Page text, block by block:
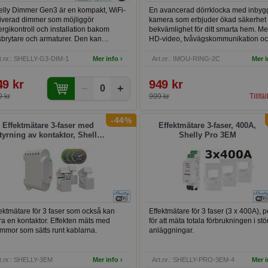
Dimmer Gen3 är en kompakt, WiFi-
dimmer som möjliggör
och installation bakom
och armaturer. Den kan
för både moderna och äldre
dimmer eller som en del av ett
hemsystem för avancerad kontroll.
SHELLY-G3-DIM-1 Mer info ›
kr
kr
0 +
En avancerad dörrklocka med
kamera som erbjuder ökad säkerhet
bekvämlighet för ditt smarta hem.
HD-video, tvåvägskommunikation
och interagera med besökare via en
Art.nr.: IMOU-RING-2C Mer
949 kr
999 kr
-44%
Effektmätare 3-faser med
av kontaktor, Shelly
för 3 faser som också kan
en kontaktor. Effekten mäts med
som sätts runt kablarna.
SHELLY-3EM Mer info ›
Effektmätare 3-faser, 400A,
Shelly Pro 3EM
Effektmätare för 3 faser (3 x 400A),
för att mäta totala förbrukningen i
anläggningar.
Art.nr.: SHELLY-PRO-3EM-4 Mer